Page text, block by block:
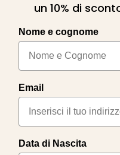
un 10% di
Nome e cognome
Email
Data di Nascita